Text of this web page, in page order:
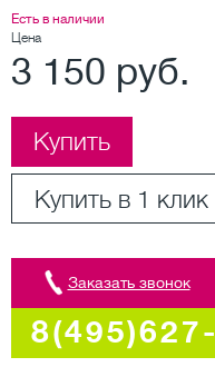
Есть в наличии
Цена
3 150 руб.
Купить
Купить в 1 клик
Заказать звонок
8(495)627-